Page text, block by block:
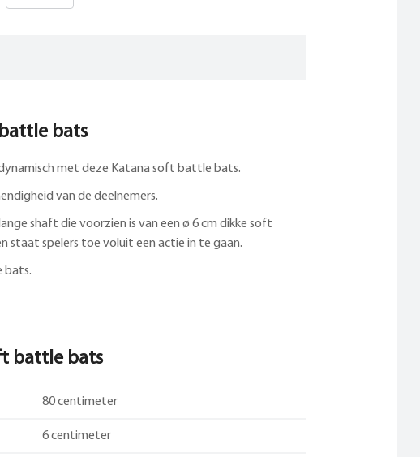
bats
met deze Katana soft battle bats.
van de deelnemers.
shaft die voorzien is van een ø 6 cm dikke soft
staat spelers toe voluit een actie in te gaan.
bats.
battle bats
80 centimeter
6 centimeter